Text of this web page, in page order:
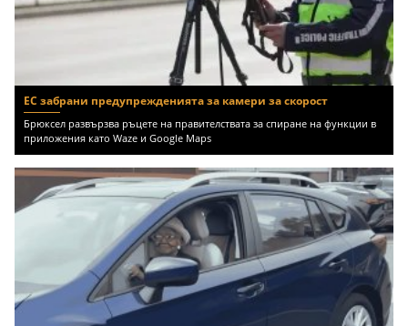
ЕС забрани предупрежденията за камери за скорост
Брюксел развързва ръцете на правителствата за спиране на функции в
приложения като Waze и Google Maps